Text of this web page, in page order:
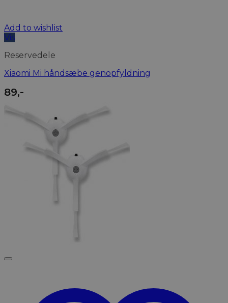
Add to wishlist
Vis
Reservedele
Xiaomi Mi håndsæbe genopfyldning
89,-